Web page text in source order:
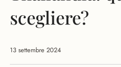
scegliere?
13 settembre 2024